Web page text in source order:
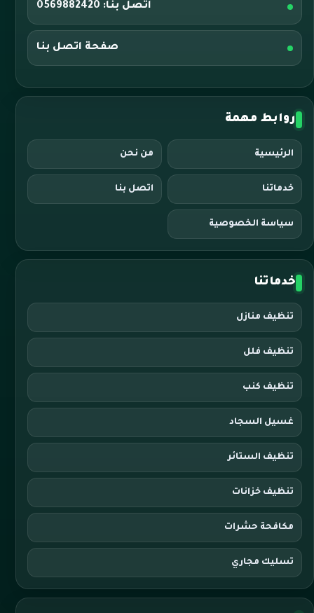
اتصل بنا: 0569882420
صفحة اتصل بنا
روابط مهمة
الرئيسية من نحن
خدماتنا اتصل بنا
سياسة الخصوصية
خدماتنا
تنظيف منازل
تنظيف فلل
تنظيف كنب
غسيل السجاد
تنظيف الستائر
تنظيف خزانات
مكافحة حشرات
تسليك مجاري